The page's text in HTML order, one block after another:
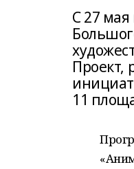
С 27
Проект,
11